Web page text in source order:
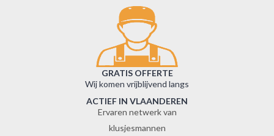
GRATIS OFFERTE
Wij komen vrijblijvend langs
ACTIEF IN VLAANDEREN
Ervaren netwerk van
klusjesmannen